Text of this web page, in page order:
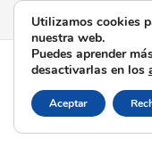
Todos los derechos
gracias a
Utilizamos cookies
nuestra web.
Puedes aprender
desactivarlas en los
Aceptar